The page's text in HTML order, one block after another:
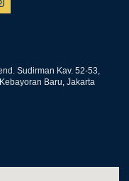
Sudirman Kav. 52-53,
Baru, Jakarta